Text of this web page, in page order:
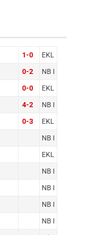
1-0 EKL
0-2 NB I
0-0 EKL
4-2 NB I
0-3 EKL
NB I
EKL
NB I
NB I
NB I
NB I